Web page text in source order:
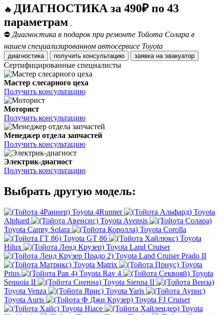
🔥 ДИАГНОСТИКА за 490₽ по 43
параметрам .
⛔ Диагностика в подарок при ремонте Тойота Солара в
нашем специализированном автосервисе Toyota
диагностика получить консультацию заявка на эвакуатор
Сертифицированные специалисты
Мастер слесарного цеха
Получить консультацию
Моторист
Получить консультацию
Менеджер отдела запчастей
Получить консультацию
Электрик-диагност
Получить консультацию
Выбрать другую модель:
Toyota 4Runner
Toyota
Alphard
Toyota Avensis
Toyota Camry Solara
Toyota Corolla
Toyota GT 86
Toyota
Hilux
Toyota Land Cruiser
Toyota Land Cruiser Prado II
Toyota Matrix
Toyota
Prius
Toyota Rav 4
Toyota
Sequoia II
Toyota Sienna II
Toyota Venza
Toyota Yaris
Toyota Auris
Toyota FJ Cruiser
Toyota Hiace
Toyota